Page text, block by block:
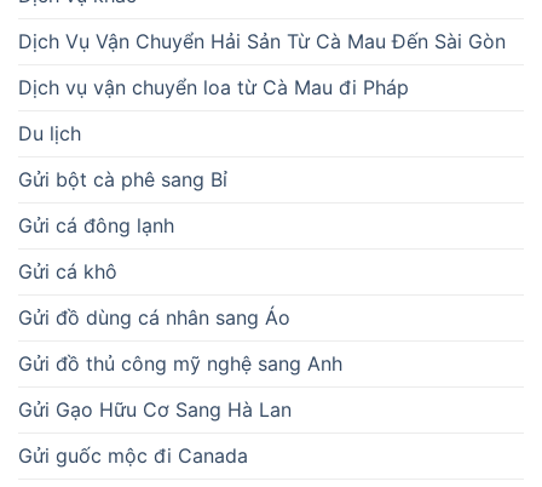
Dịch Vụ Vận Chuyển Hải Sản Từ Cà Mau Đến Sài Gòn
Dịch vụ vận chuyển loa từ Cà Mau đi Pháp
Du lịch
Gửi bột cà phê sang Bỉ
Gửi cá đông lạnh
Gửi cá khô
Gửi đồ dùng cá nhân sang Áo
Gửi đồ thủ công mỹ nghệ sang Anh
Gửi Gạo Hữu Cơ Sang Hà Lan
Gửi guốc mộc đi Canada